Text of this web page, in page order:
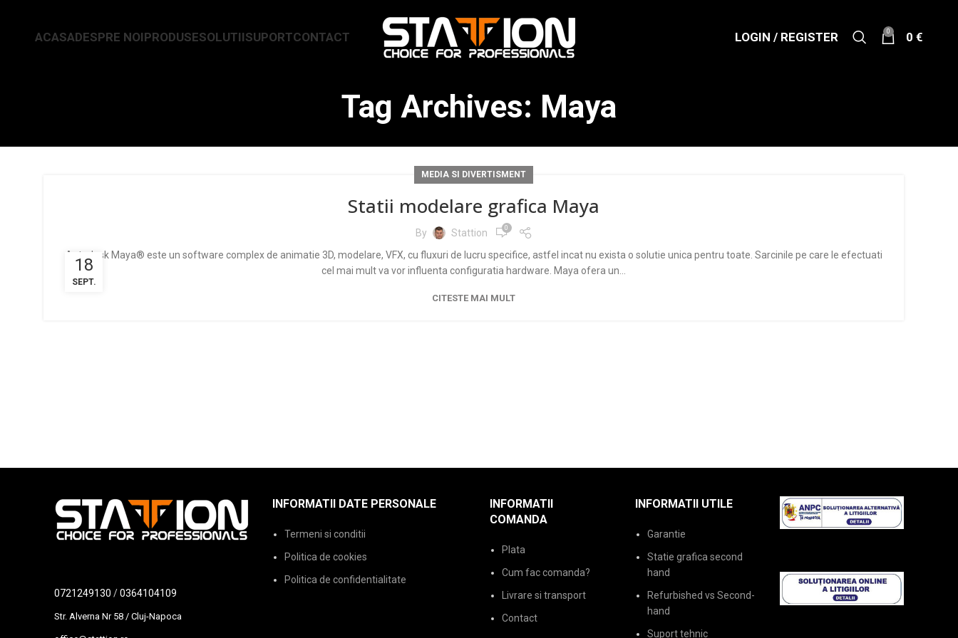
ACASADESPRE NOIPRODUSESOLUTIISUPORTCONTACT LOGIN / REGISTER 0 0€
Tag Archives: Maya
18
SEPT.
MEDIA SI DIVERTISMENT
Statii modelare grafica Maya
By Stattion 0
Autodesk Maya® este un software complex de animatie 3D, modelare, VFX, cu fluxuri de lucru specifice, astfel incat nu exista o solutie unica pentru toate. Sarcinile pe care le efectuati
cel mai mult va vor influenta configuratia hardware. Maya ofera un...
CITESTE MAI MULT
0721249130 /0364104109
Str. Alverna Nr 58 / Cluj-Napoca
INFORMATII DATE PERSONALE
Termeni si conditii
Politica de cookies
Politica de confidentialitate
INFORMATII
COMANDA
Plata
Cum fac comanda?
Livrare si transport
Contact
INFORMATII UTILE
Garantie
Statie grafica second
hand
Refurbished vs Second-
hand
Suport tehnic